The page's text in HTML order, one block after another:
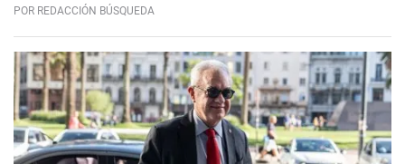
POR REDACCIÓN BÚSQUEDA